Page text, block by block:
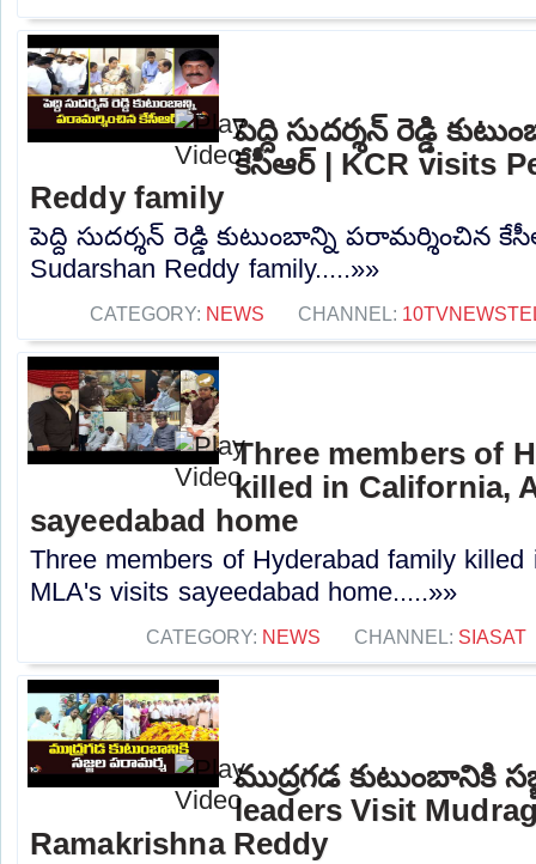
పెద్ది సుదర్శన్ రెడ్డి
కేసీఆర్ | KCR visits
Reddy family
పెద్ది సుదర్శన్ రెడ్డి కుటుంబాన్ని పరామర్శించిన
Sudarshan Reddy family.....»»
CATEGORY: NEWS CHANNEL:
Three members of
killed in California,
sayeedabad home
Three members of Hyderabad family killed
MLA's visits sayeedabad home.....»»
CATEGORY: NEWS CHANNEL: SIASAT
ముద్రగడ కుటుంబానికి
leaders Visit
Ramakrishna Reddy